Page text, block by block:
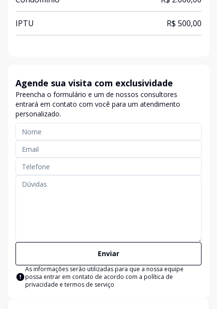
IPTU R$ 500,00
Agende sua visita com exclusividade
Preencha o formulário e um de nossos consultores
entrará em contato com você para um atendimento
personalizado.
Enviar
As informações serão utilizadas para que a nossa equipe
possa entrar em contato de acordo com a política de
privacidade e termos de serviço